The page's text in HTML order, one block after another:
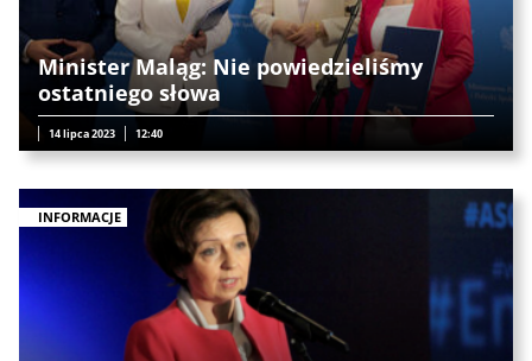
Minister Maląg: Nie powiedzieliśmy
ostatniego słowa
14 lipca 2023 12:40
INFORMACJE